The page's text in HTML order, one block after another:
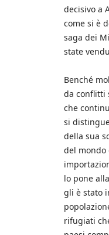
decisivo a
come si è
saga dei
state
Benché
da conflitti
che
si
della sua
del mondo
lo pone
gli è stato
rifugiati